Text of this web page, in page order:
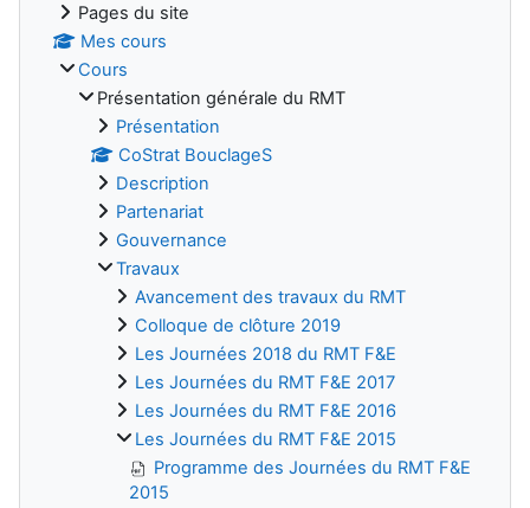
Pages du site
Mes cours
Cours
Présentation générale du RMT
Présentation
CoStrat BouclageS
Description
Partenariat
Gouvernance
Travaux
Avancement des travaux du RMT
Colloque de clôture 2019
Les Journées 2018 du RMT F&E
Les Journées du RMT F&E 2017
Les Journées du RMT F&E 2016
Les Journées du RMT F&E 2015
Programme des Journées du RMT F&E
2015